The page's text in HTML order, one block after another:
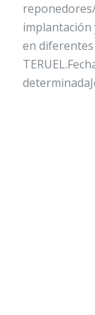
implantación
en